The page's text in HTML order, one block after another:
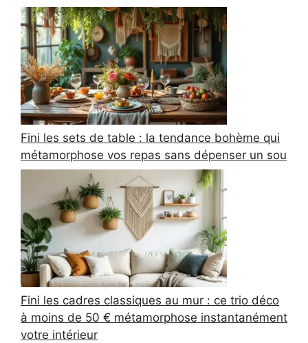
Fini les sets de table : la tendance bohème qui
métamorphose vos repas sans dépenser un sou
Fini les cadres classiques au mur : ce trio déco
à moins de 50 € métamorphose instantanément
votre intérieur